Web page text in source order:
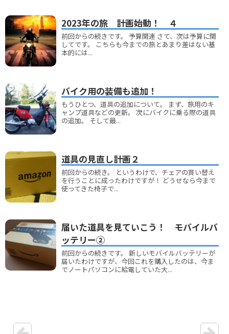
2023年の旅 計画始動！ ４
前回からの続きです。 予算関連 さて、次は予算に関
してです。 こちらも今までの旅とあまり差はない基
本的には...
バイク用の装備も追加！
もうひとつ、道具の追加について。 まず、旅用のキ
ャンプ道具などの更新。 次にバイクに乗る際の道具
の追加。 そして最...
道具の見直し計画２
前回からの続き。 というわけで、チェアの買い替え
を行うことに成ったわけですが！ どうせなら今まで
使ってきた椅子で...
届いた道具を見ていこう！ モバイルバ
ッテリー②
前回からの続きです。 新しいモバイルバッテリーが
届いたわけですが、今回これを購入したのは、今ま
でノートパソコンに給電していた大...